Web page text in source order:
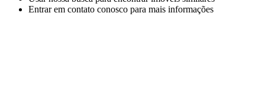
Entrar em contato conosco para mais informações